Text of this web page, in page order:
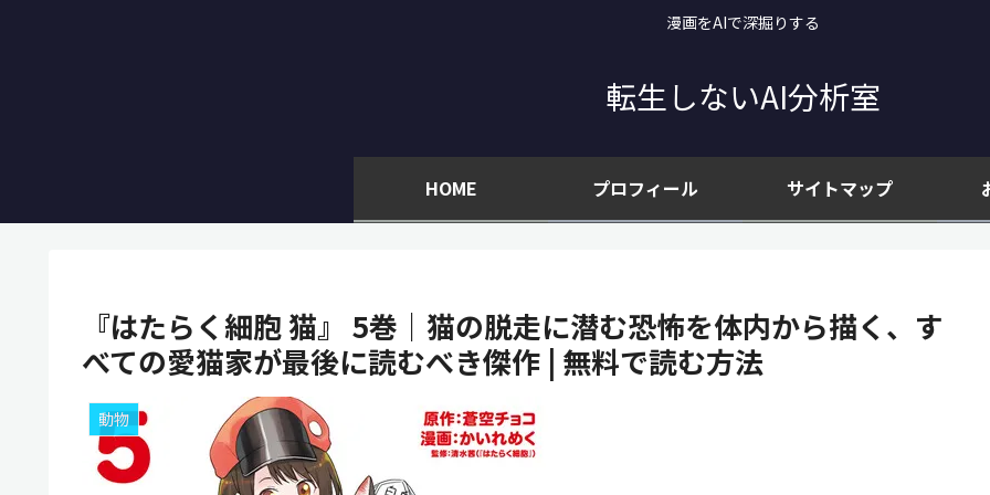
漫画をAIで深掘りする
転生しないAI分析室
HOME プロフィール サイトマップ
『はたらく細胞 猫』 5巻｜猫の脱走に潜む恐怖を体内から描く、す
べての愛猫家が最後に読むべき傑作 | 無料で読む方法
動物